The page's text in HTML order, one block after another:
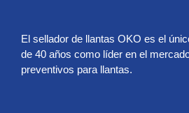
El sellador de llantas OKO es el
de 40 años como líder en el
preventivos para llantas.